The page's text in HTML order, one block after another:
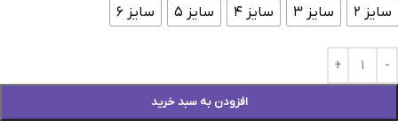
سایز ۲
سایز ۳ سایز ۴ سایز ۵ سایز ۶
افزودن به سبد خرید